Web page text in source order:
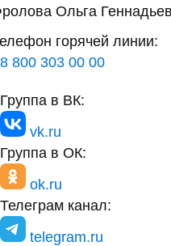
Ольга
горячей линии:
8 800 303 00 00
Группа в ВК:
vk.ru
Группа в ОК:
ok.ru
Телеграм канал:
telegram.ru